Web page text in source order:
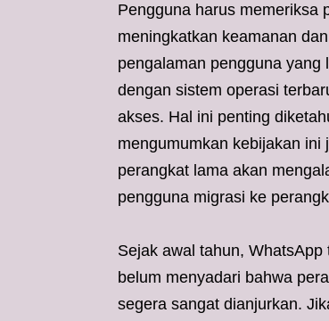
Pengguna harus memeriksa
meningkatkan keamanan
pengalaman pengguna
dengan sistem operasi
akses. Hal ini penting
mengumumkan kebijakan ini
perangkat lama akan
pengguna migrasi ke
Sejak awal tahun,
belum menyadari bahwa
segera sangat dianjurkan.